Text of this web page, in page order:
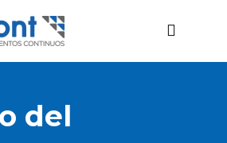
del